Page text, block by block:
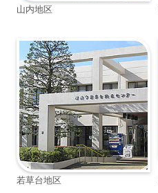
山内地区
若草台地区